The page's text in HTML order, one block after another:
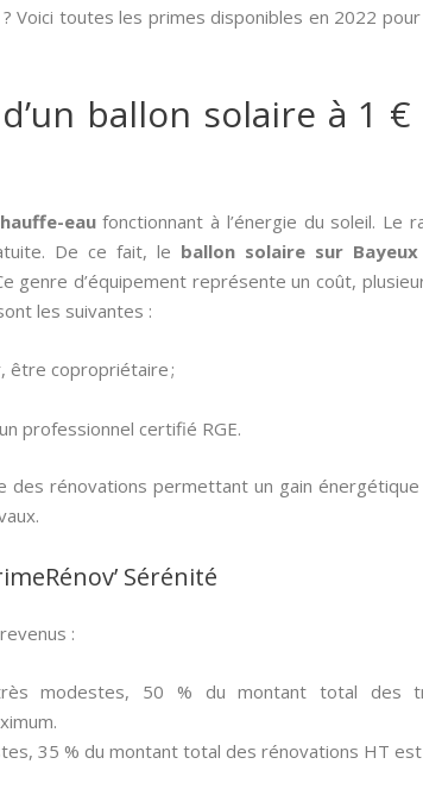
Voici toutes les primes disponibles en 2022 pour
ballon solaire à 1 €
eaufonctionnant à l’énergie du soleil. Le
De ce fait, le ballon solaire sur Bayeux
genre d’équipement représente un coût,
les suivantes :
être copropriétaire ;
professionnel certifié RGE.
des rénovations permettant un gain
Sérénité
:
modestes, 50 % du montant total des
35 % du montant total des rénovations HT